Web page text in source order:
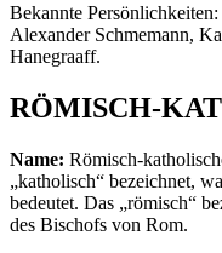
Bekannte
Alexander Schmemann,
Hanegraaff.
RÖMISCH-
Name: Römisch-
„katholisch“ bezeichnet,
bedeutet. Das „römisch“
des Bischofs von Rom.